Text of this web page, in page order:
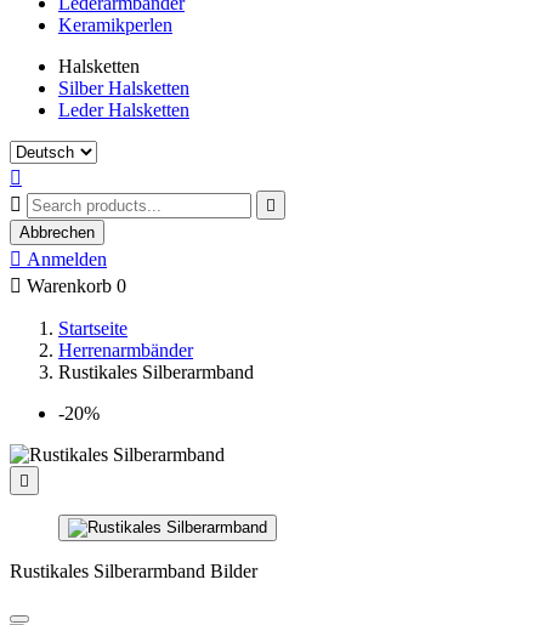
Keramikperlen
Halsketten
Silber Halsketten
Leder Halsketten



Abbrechen
 Anmelden
 Warenkorb 0
Startseite
Herrenarmbänder
Rustikales Silberarmband
-20%

Rustikales Silberarmband Bilder